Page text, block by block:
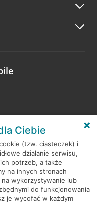
Ciebie
(tzw. ciasteczek) i
działanie serwisu,
potrzeb, a także
na innych stronach
wykorzystywanie lub
do funkcjonowania
je wycofać w każdym